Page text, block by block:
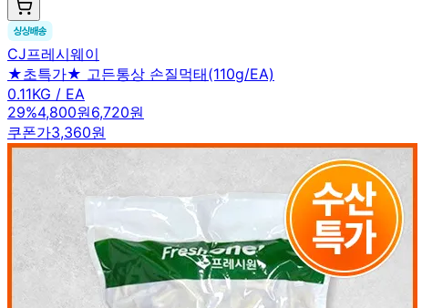
CJ프레시웨이
★초특가★ 고든통상 손질먹태(110g/EA)
0.11KG / EA
29%4,800원6,720원
쿠폰가3,360원